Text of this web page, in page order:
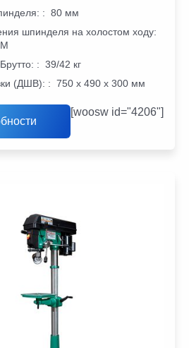
: 80 мм
шпинделя на холостом ходу:
: 39/42 кг
(ДШВ): : 750 х 490 х 300 мм
[woosw id="4206"]